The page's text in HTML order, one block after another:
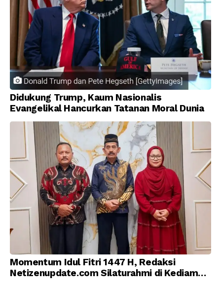
Didukung Trump, Kaum Nasionalis
Evangelikal Hancurkan Tatanan Moral Dunia
Momentum Idul Fitri 1447 H, Redaksi
Netizenupdate.com Silaturahmi di Kediaman